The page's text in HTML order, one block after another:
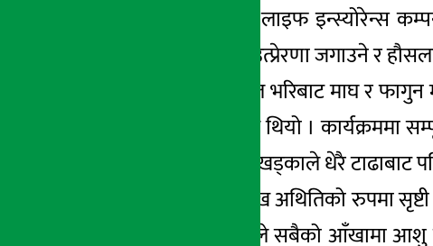
काठमाडौं । सिटिजन लाइफ इन्स्योरेन्स
क्षमता अभिवृद्धि गर्ने, उत्प्रेरणा जगाउने र
उक्त कार्यक्रममा नेपाल भरिबाट माघ र
लिडरहरुको उपस्थिति थियो । कार्यक्रममा
अधिकृत धोज बहादुर खड्काले धेरै टाढाबाट
यस्तै, कार्यक्रमको प्रमुख अथितिको रुपमा
र प्रेरणादायिक वाक्यले सबैको आँखामा